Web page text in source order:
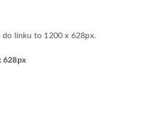
do linku to 1200 x 628px.
628px